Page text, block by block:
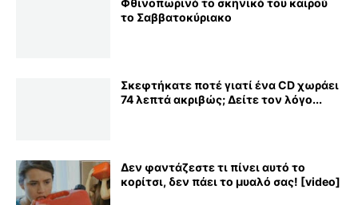
Φθινοπωρινό το σκηνικό του καιρού
το Σαββατοκύριακο
Σκεφτήκατε ποτέ γιατί ένα CD χωράει
74 λεπτά ακριβώς; Δείτε τον λόγο...
Δεν φαντάζεστε τι πίνει αυτό το
κορίτσι, δεν πάει το μυαλό σας! [video]